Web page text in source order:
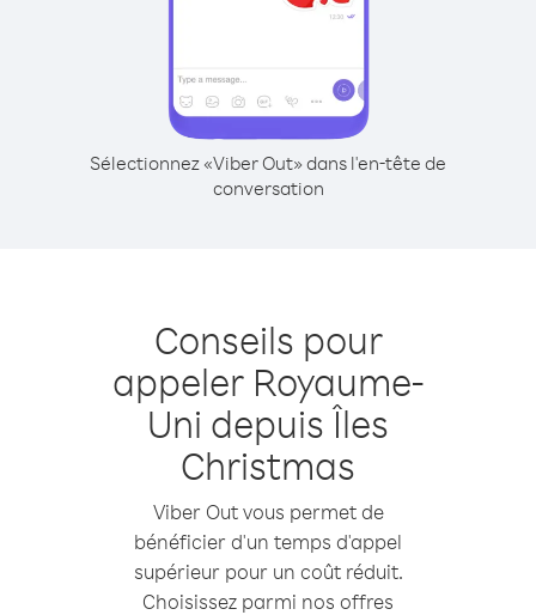
Sélectionnez «Viber Out» dans l'en-tête de
conversation
Conseils pour
appeler Royaume-
Uni depuis Îles
Christmas
Viber Out vous permet de
bénéficier d'un temps d'appel
supérieur pour un coût réduit.
Choisissez parmi nos offres